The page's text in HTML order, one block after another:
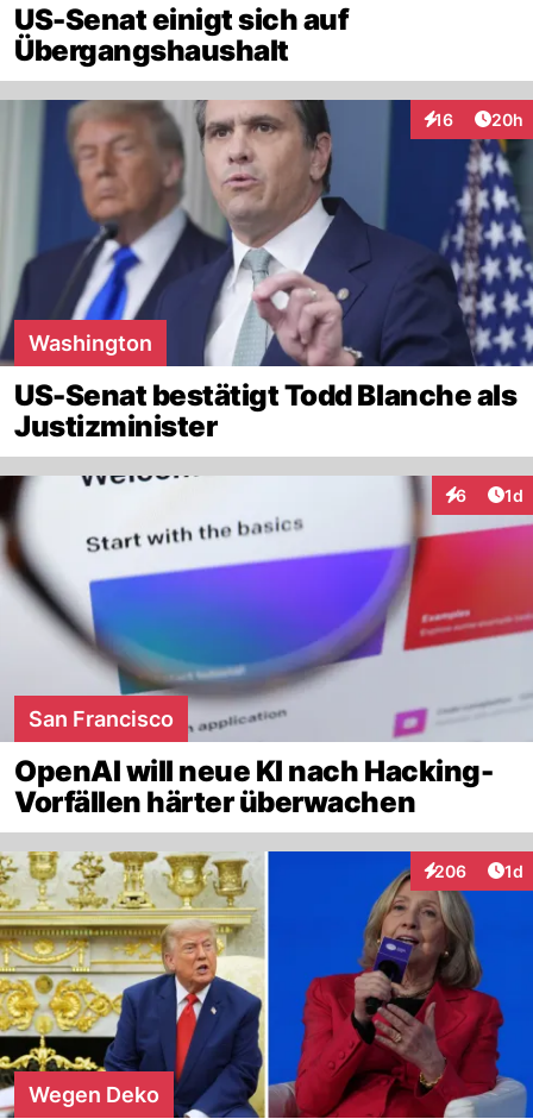
US-Senat einigt sich auf
Übergangshaushalt
16
Interaktionen
20h
Washington
US-Senat bestätigt Todd Blanche als
Justizminister
6 1d
San Francisco
OpenAI will neue KI nach Hacking-
Vorfällen härter überwachen
206
Interaktionen
1d
Wegen Deko